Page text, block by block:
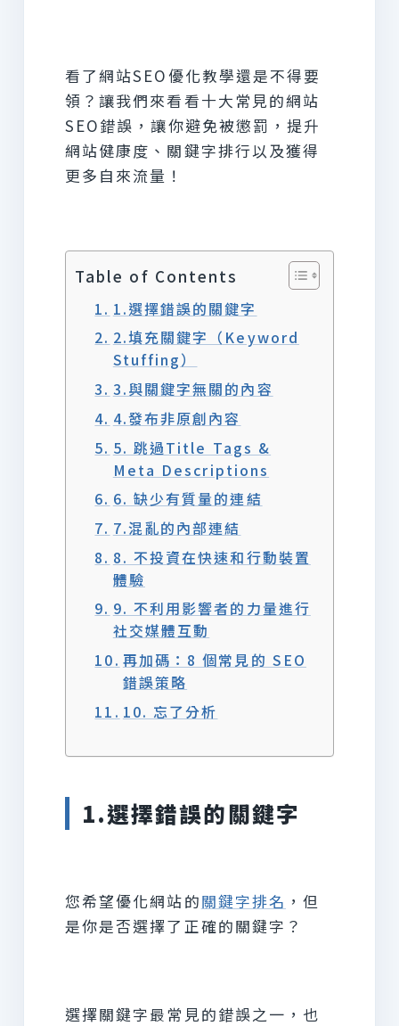
看了網站SEO優化教學還是不得要
領？讓我們來看看十大常見的網站
SEO錯誤，讓你避免被懲罰，提升
網站健康度、關鍵字排行以及獲得
更多自來流量！
Table of Contents
1.選擇錯誤的關鍵字
2.填充關鍵字（Keyword
Stuffing）
3.與關鍵字無關的內容
4.發布非原創內容
5. 跳過Title Tags &
Meta Descriptions
6. 缺少有質量的連結
7.混亂的內部連結
8. 不投資在快速和行動裝置
體驗
9. 不利用影響者的力量進行
社交媒體互動
再加碼：8 個常見的 SEO
錯誤策略
10. 忘了分析
1.選擇錯誤的關鍵字
您希望優化網站的關鍵字排名 ，但
是你是否選擇了正確的關鍵字？
選擇關鍵字最常見的錯誤之一，也